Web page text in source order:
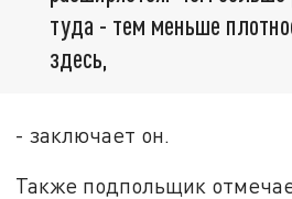
туда - тем меньше
здесь,
- заключает он.
Также подпольщик